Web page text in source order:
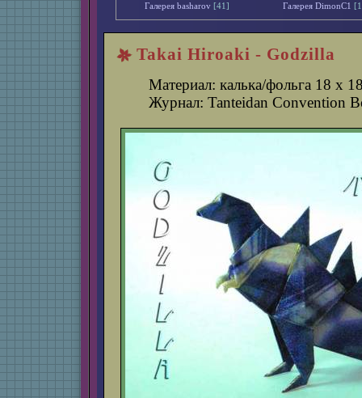
Галерея basharov [41] Галерея DimonС1
Takai Hiroaki - Godzilla
Материал: калька/фольга 18 х
Журнал: Tanteidan Convention